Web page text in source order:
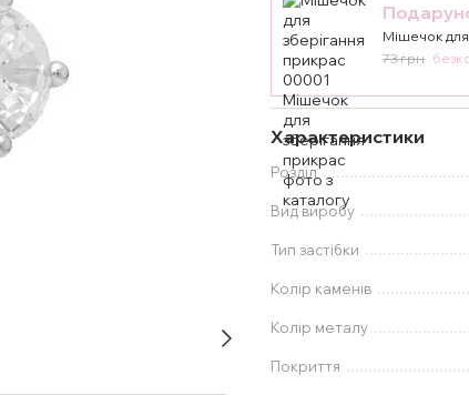
Мішечок для
73 грн
Характеристики
Розділ
Вид виробу
Тип застібки
Колір каменів
Колір металу
Покриття